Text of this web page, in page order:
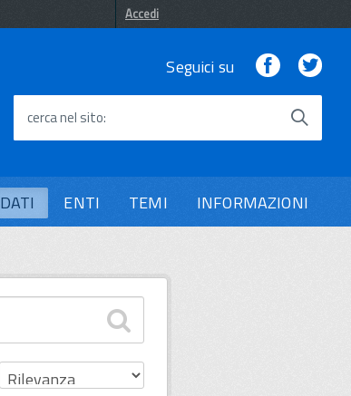
Accedi
Seguici su Facebook
cerca nel sito
DATI ENTI TEMI INFORMAZIONI